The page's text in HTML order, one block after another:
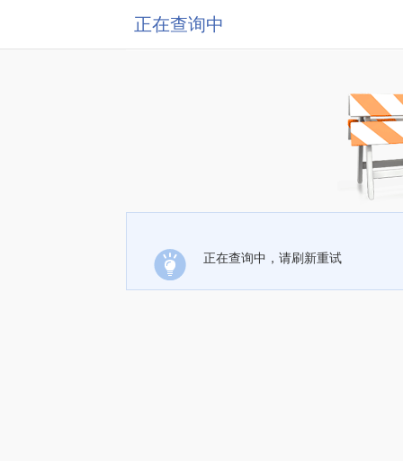
正在查询中
正在查询中，请刷新重试